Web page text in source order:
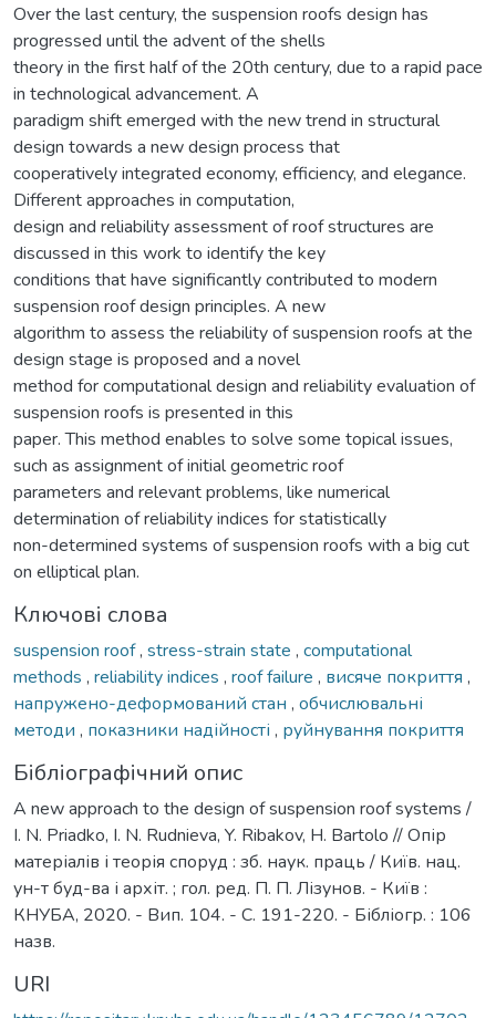
Over the last century, the suspension roofs design has
progressed until the advent of the shells
theory in the first half of the 20th century, due to a rapid pace
in technological advancement. A
paradigm shift emerged with the new trend in structural
design towards a new design process that
cooperatively integrated economy, efficiency, and elegance.
Different approaches in computation,
design and reliability assessment of roof structures are
discussed in this work to identify the key
conditions that have significantly contributed to modern
suspension roof design principles. A new
algorithm to assess the reliability of suspension roofs at the
design stage is proposed and a novel
method for computational design and reliability evaluation of
suspension roofs is presented in this
paper. This method enables to solve some topical issues,
such as assignment of initial geometric roof
parameters and relevant problems, like numerical
determination of reliability indices for statistically
non-determined systems of suspension roofs with a big cut
on elliptical plan.
Ключові слова
suspension roof, stress-strain state , computational
methods , reliability indices , roof failure , висяче покриття ,
напружено-деформований стан , обчислювальні
методи , показники надійності , руйнування покриття
Бібліографічний опис
A new approach to the design of suspension roof systems /
I. N. Priadko, I. N. Rudnieva, Y. Ribakov, H. Bartolo // Опір
матеріалів і теорія споруд : зб. наук. праць / Київ. нац.
ун-т буд-ва і архіт. ; гол. ред. П. П. Лізунов. - Київ :
КНУБА, 2020. - Вип. 104. - С. 191-220. - Бібліогр. : 106
назв.
URI